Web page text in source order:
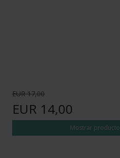
EUR 17,00
EUR 14,00
Mostrar producto